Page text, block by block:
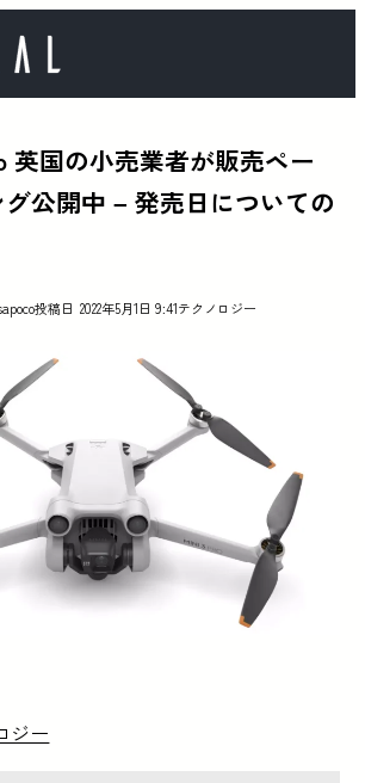
英国の小売業者が販売ペー
公開中 – 発売日についての
投稿日 2022年5月1日 9:41テクノロジー
ジー